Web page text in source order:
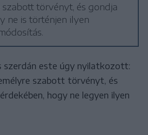
szabott törvényt, és gondja
ne is történjen ilyen
szerdán este úgy nyilatkozott:
szabott törvényt, és
hogy ne legyen ilyen